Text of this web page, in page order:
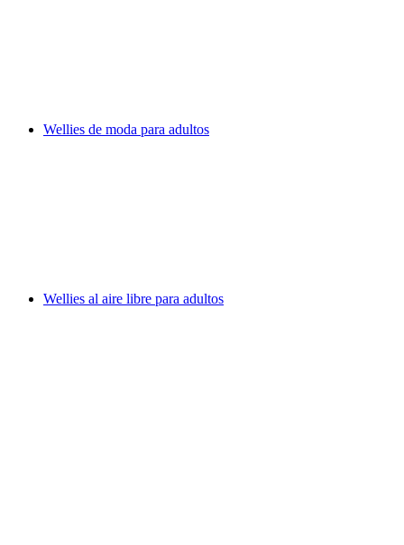
Wellies de moda para adultos
Wellies al aire libre para adultos